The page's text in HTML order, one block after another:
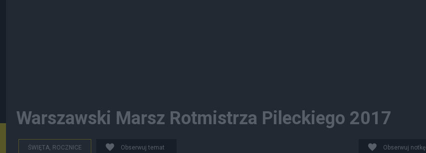
Warszawski Marsz Rotmistrza Pileckiego 2017
ŚWIĘTA, ROCZNICE Obserwuj temat Obserwuj notkę